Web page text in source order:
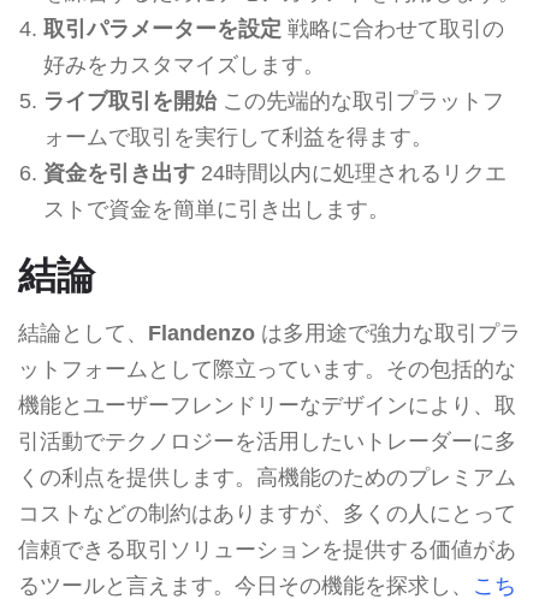
取引パラメーターを設定 戦略に合わせて取引の
好みをカスタマイズします。
ライブ取引を開始この先端的な取引プラットフ
ォームで取引を実行して利益を得ます。
資金を引き出す24時間以内に処理されるリクエ
ストで資金を簡単に引き出します。
結論
結論として、 Flandenzo は多用途で強力な取引プラ
ットフォームとして際立っています。その包括的な
機能とユーザーフレンドリーなデザインにより、取
引活動でテクノロジーを活用したいトレーダーに多
くの利点を提供します。高機能のためのプレミアム
コストなどの制約はありますが、多くの人にとって
信頼できる取引ソリューションを提供する価値があ
るツールと言えます。今日その機能を探求し、 こち